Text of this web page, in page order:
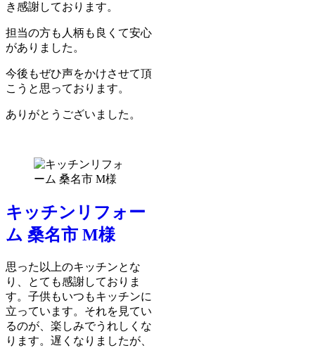
き感謝しております。
担当の方も人柄も良くて安心
がありました。
今後もぜひ声をかけさせて頂
こうと思っております。
ありがとうございました。
キッチンリフォー
ム 桑名市 M様
思った以上のキッチンとな
り、とても感謝しておりま
す。子供もいつもキッチンに
立っています。それを見てい
るのが、楽しみでうれしくな
ります。遅くなりましたが、